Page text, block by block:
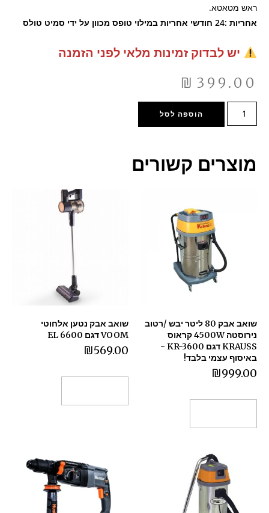
ראש מטאטא.
אחריות :24 חודשי אחריות במילוי טופס מכוון על ידי סמיט טולס
יש לבדוק זמינות מלאי לפני הזמנה
₪ 399.00
הוספה לסל
מוצרים קשורים
שואב אבק 80 ליטר יבש /רטוב
נירוסטה 4500W קראוס
KRAUSS דגם KR-3600 -
באיסוף עצמי בלבד!
₪999.00
שואב אבק נטען אלחוטי
VOOM דגם EL 6600
₪569.00